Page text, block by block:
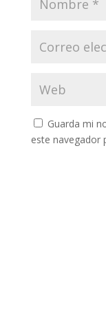
Guarda mi
este navegador